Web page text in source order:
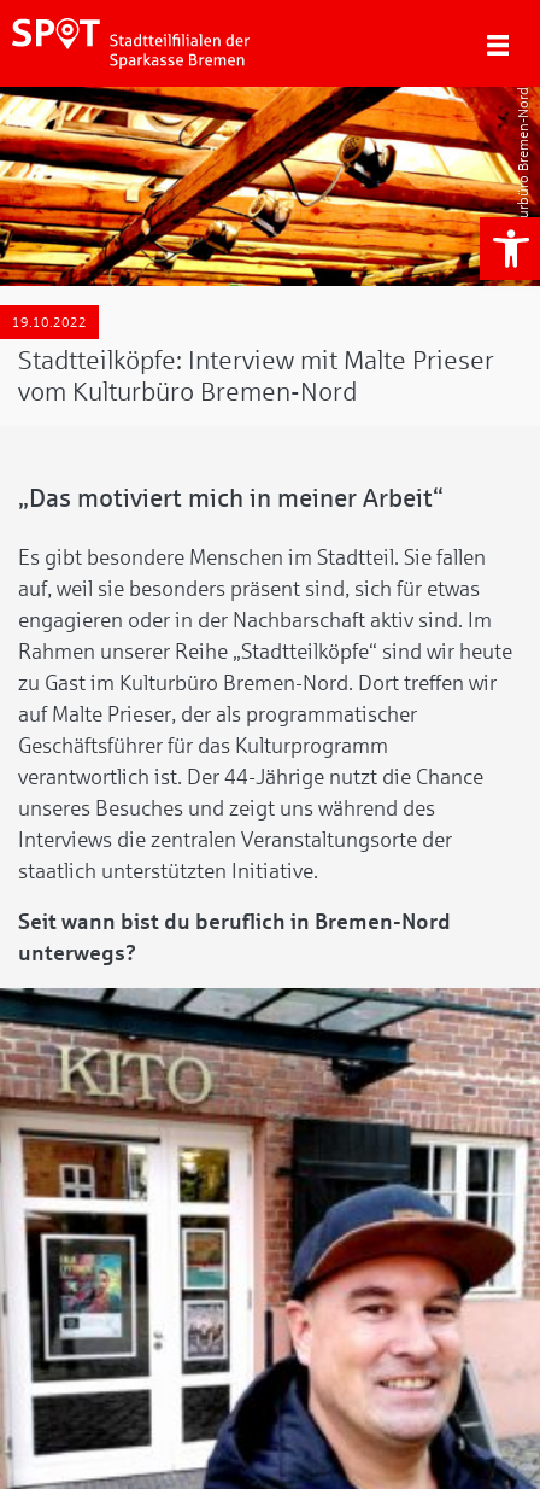
Kulturbüro Bremen-Nord
19.10.2022
Stadtteilköpfe: Interview mit Malte Prieser
vom Kulturbüro Bremen-Nord
„Das motiviert mich in meiner Arbeit“
Es gibt besondere Menschen im Stadtteil. Sie fallen
auf, weil sie besonders präsent sind, sich für etwas
engagieren oder in der Nachbarschaft aktiv sind. Im
Rahmen unserer Reihe „Stadtteilköpfe“ sind wir heute
zu Gast im Kulturbüro Bremen-Nord. Dort treffen wir
auf Malte Prieser, der als programmatischer
Geschäftsführer für das Kulturprogramm
verantwortlich ist. Der 44-Jährige nutzt die Chance
unseres Besuches und zeigt uns während des
Interviews die zentralen Veranstaltungsorte der
staatlich unterstützten Initiative.
Seit wann bist du beruflich in Bremen-Nord
unterwegs?